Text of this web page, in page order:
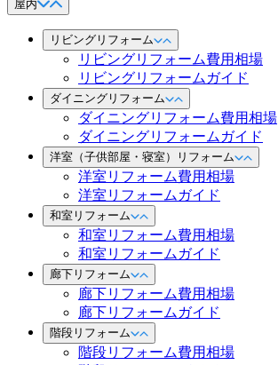
屋内
リビングリフォーム
リビングリフォーム費用相場
リビングリフォームガイド
ダイニングリフォーム
ダイニングリフォーム費用相場
ダイニングリフォームガイド
洋室（子供部屋・寝室）リフォーム
洋室リフォーム費用相場
洋室リフォームガイド
和室リフォーム
和室リフォーム費用相場
和室リフォームガイド
廊下リフォーム
廊下リフォーム費用相場
廊下リフォームガイド
階段リフォーム
階段リフォーム費用相場